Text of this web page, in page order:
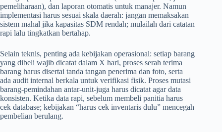
pemeliharaan), dan laporan otomatis untuk manajer. Namun
implementasi harus sesuai skala daerah: jangan memaksakan
sistem mahal jika kapasitas SDM rendah; mulailah dari catatan
rapi lalu tingkatkan bertahap.
Selain teknis, penting ada kebijakan operasional: setiap barang
yang dibeli wajib dicatat dalam X hari, proses serah terima
barang harus disertai tanda tangan penerima dan foto, serta
ada audit internal berkala untuk verifikasi fisik. Proses mutasi
barang-pemindahan antar-unit-juga harus dicatat agar data
konsisten. Ketika data rapi, sebelum membeli panitia harus
cek database; kebijakan “harus cek inventaris dulu” mencegah
pembelian berulang.